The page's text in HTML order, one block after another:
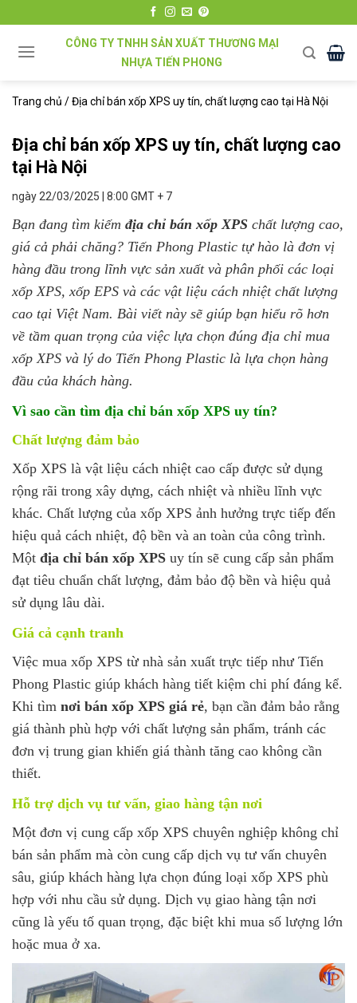
đến
CÔNG TY TNHH SẢN XUẤT THƯƠNG MẠI
NHỰA TIẾN PHONG
Trang chủ /Địa chỉ bán xốp XPS uy tín, chất lượng cao tại Hà Nội
Địa chỉ bán xốp XPS uy tín, chất lượng cao
tại Hà Nội
ngày 22/03/2025 | 8:00 GMT + 7
Bạn đang tìm kiếm địa chỉ bán xốp XPS chất lượng cao,
giá cả phải chăng? Tiến Phong Plastic tự hào là đơn vị
hàng đầu trong lĩnh vực sản xuất và phân phối các loại
xốp XPS, xốp EPS và các vật liệu cách nhiệt chất lượng
cao tại Việt Nam. Bài viết này sẽ giúp bạn hiểu rõ hơn
về tầm quan trọng của việc lựa chọn đúng địa chỉ mua
xốp XPS và lý do Tiến Phong Plastic là lựa chọn hàng
đầu của khách hàng.
Vì sao cần tìm địa chỉ bán xốp XPS uy tín?
Chất lượng đảm bảo
Xốp XPS là vật liệu cách nhiệt cao cấp được sử dụng
rộng rãi trong xây dựng, cách nhiệt và nhiều lĩnh vực
khác. Chất lượng của xốp XPS ảnh hưởng trực tiếp đến
hiệu quả cách nhiệt, độ bền và an toàn của công trình.
Một địa chỉ bán xốp XPS uy tín sẽ cung cấp sản phẩm
đạt tiêu chuẩn chất lượng, đảm bảo độ bền và hiệu quả
sử dụng lâu dài.
Giá cả cạnh tranh
Việc mua xốp XPS từ nhà sản xuất trực tiếp như Tiến
Phong Plastic giúp khách hàng tiết kiệm chi phí đáng kể.
Khi tìm nơi bán xốp XPS giá rẻ, bạn cần đảm bảo rằng
giá thành phù hợp với chất lượng sản phẩm, tránh các
đơn vị trung gian khiến giá thành tăng cao không cần
thiết.
Hỗ trợ dịch vụ tư vấn, giao hàng tận nơi
Một đơn vị cung cấp xốp XPS chuyên nghiệp không chỉ
bán sản phẩm mà còn cung cấp dịch vụ tư vấn chuyên
sâu, giúp khách hàng lựa chọn đúng loại xốp XPS phù
hợp với nhu cầu sử dụng. Dịch vụ giao hàng tận nơi
cũng là yếu tố quan trọng, đặc biệt khi mua số lượng lớn
hoặc mua ở xa.